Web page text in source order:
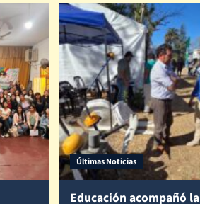
Últimas Noticias
Educación acompañó la